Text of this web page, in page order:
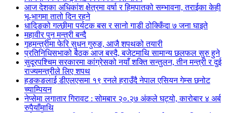
आज देशका अधिकांश क्षेत्रमा वर्षा र हिमपातको सम्भावना, तराईका केही
भू-भागमा तातो दिन रहने
धादिङको गल्छीमा पर्यटक बस र सानो गाडी ठोक्किँदा ७ जना घाइते
महावीर पुन मन्त्री बन्दै
गृहमन्त्रीमा फेरि सुधन गुरुङ, आजै शपथको तयारी
प्रतिनिधिसभाको बैठक आज बस्दै, बजेटमाथि सामान्य छलफल सुरु हुने
सुदूरपश्चिम सरकारमा कांग्रेसको नयाँ शक्ति सन्तुलन, तीन मन्त्री र दुई
राज्यमन्त्रीले लिए शपथ
हङकङलाई डीएलएसमा १९ रनले हराउँदै नेपाल एसियन गेम्स छनोट
च्याम्पियन
नेप्सेमा लगातार गिरावट : सोमबार २०.२७ अंकले घट्यो, कारोबार ४ अर्ब
रुपैयाँमाथि